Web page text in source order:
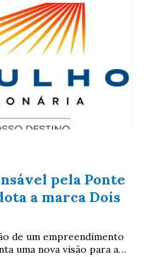
pela Ponte
a marca Dois
de um empreendimento
uma nova visão para a